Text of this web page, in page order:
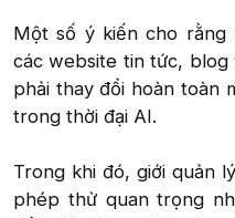
Một số ý kiến cho
các website tin tức,
phải thay đổi hoàn toàn
trong thời đại AI.
Trong khi đó, giới quản
phép thử quan trọng